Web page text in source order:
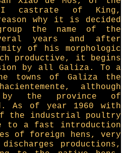
castrate of King,
why it is decided
the name of the
years and after
of his morphologic
productive, it begins
by all Galiza. To a
towns of Galiza the
although
by the province of
As of year 1960 with
the industrial poultry
to a fast introduction
of foreign hens, very
productions,